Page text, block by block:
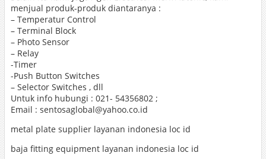
menjual produk-produk diantaranya :
– Temperatur Control
– Terminal Block
– Photo Sensor
– Relay
-Timer
-Push Button Switches
– Selector Switches , dll
Untuk info hubungi : 021- 54356802 ;
Email : sentosaglobal@yahoo.co.id
metal plate supplier layanan indonesia loc id
baja fitting equipment layanan indonesia loc id